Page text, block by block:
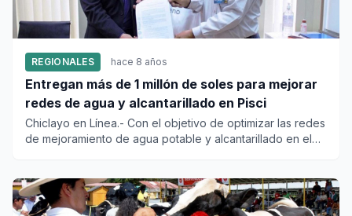
REGIONALES hace 8 años
Entregan más de 1 millón de soles para mejorar
redes de agua y alcantarillado en Pisci
Chiclayo en Línea.- Con el objetivo de optimizar las redes
de mejoramiento de agua potable y alcantarillado en el